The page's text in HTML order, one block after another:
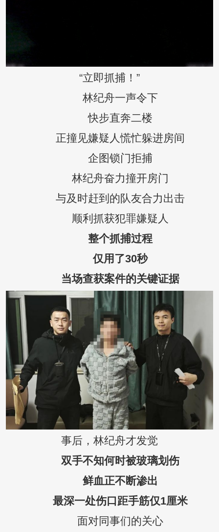
“立即抓捕！”
林纪舟一声令下
快步直奔二楼
正撞见嫌疑人慌忙躲进房间
企图锁门拒捕
林纪舟奋力撞开房门
与及时赶到的队友合力出击
顺利抓获犯罪嫌疑人
整个抓捕过程
仅用了30秒
当场查获案件的关键证据
事后，林纪舟才发觉
双手不知何时被玻璃划伤
鲜血正不断渗出
最深一处伤口距手筋仅1厘米
面对同事们的关心